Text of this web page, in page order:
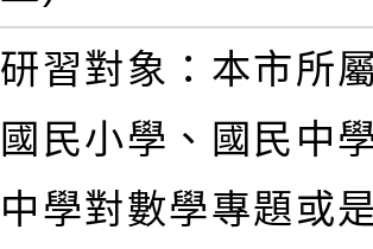
研習對象：本市所
國民小學、國民中
中學對數學專題或